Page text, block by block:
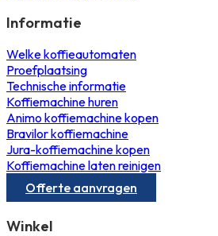
Informatie
Welke koffieautomaten
Proefplaatsing
Technische informatie
Koffiemachine huren
Animo koffiemachine kopen
Bravilor koffiemachine
Jura-koffiemachine kopen
Koffiemachine laten reinigen
Offerte aanvragen
Winkel